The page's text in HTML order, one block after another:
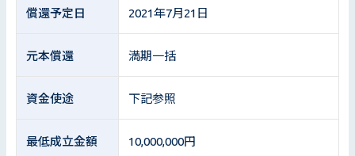
償還予定日 2021年7月21日
元本償還 満期一括
資金使途 下記参照
最低成立金額 10,000,000円